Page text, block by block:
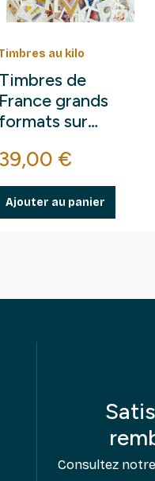
au kilo
Timbres de
France grands
formats sur
Prix
39,00 €
Ajouter au panier
Consultez